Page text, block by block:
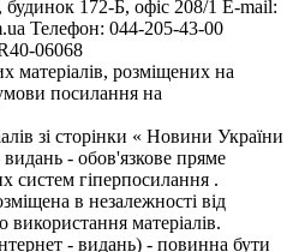
172-Б, офіс 208/1 E-mail:
Телефон: 044-205-43-00
06068
матеріалів, розміщених на
посилання на
зі сторінки « Новини України
видань - обов'язкове пряме
систем гіперпосилання .
в незалежності від
використання матеріалів.
- видань) - повинна бути